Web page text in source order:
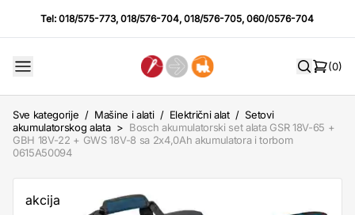
Tel:018/575-773,018/576-704,018/576-705,060/0576-704
(0)
Sve kategorije / Mašine i alati / Električni alat / Setovi
akumulatorskog alata > Bosch akumulatorski set alata GSR 18V-65 +
GBH 18V-22 + GWS 18V-8 sa 2x4,0Ah akumulatora i torbom
0615A50094
akcija